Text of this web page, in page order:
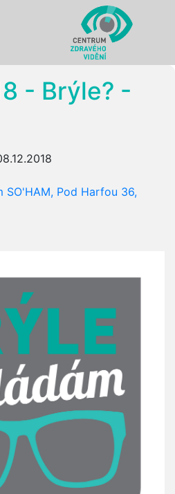
- Brýle? -
SO'HAM, Pod Harfou 36,